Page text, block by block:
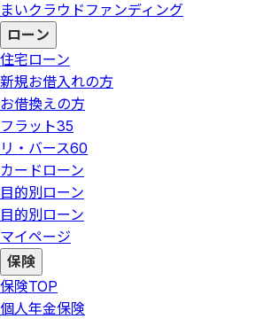
まいクラウドファンディング
ローン
住宅ローン
新規お借入れの方
お借換えの方
フラット35
リ・バース60
カードローン
目的別ローン
目的別ローン
マイページ
保険
保険TOP
個人年金保険